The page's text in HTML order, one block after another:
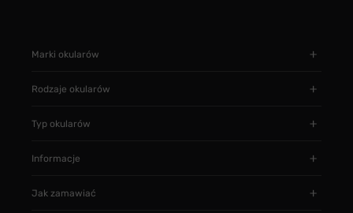
Marki okularów
Rodzaje okularów
Typ okularów
Informacje
Jak zamawiać